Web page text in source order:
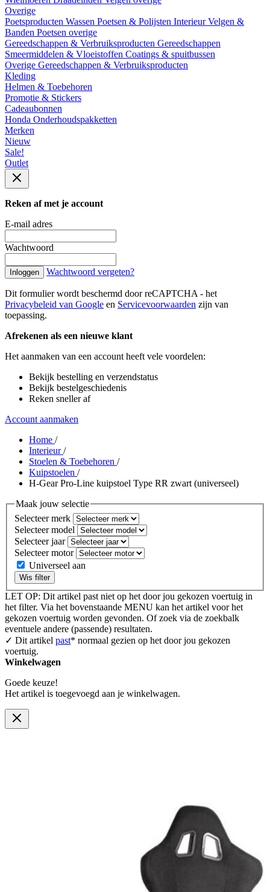
Overige
Poetsproducten Wassen Poetsen & Polijsten InterieurVelgen &
Banden Poetsen overige
Gereedschappen & Verbruiksproducten Gereedschappen
Smeermiddelen & Vloeistoffen Coatings & spuitbussen
Overige Gereedschappen & Verbruiksproducten
Kleding
Helmen & Toebehoren
Promotie & Stickers
Cadeaubonnen
Honda Onderhoudspakketten
Merken
Nieuw
Sale!
Outlet
Reken af met je account
E-mail adres
Wachtwoord
Inloggen Wachtwoord vergeten?
Dit formulier wordt beschermd door reCAPTCHA - het
Privacybeleid van Google en Servicevoorwaarden zijn van
toepassing.
Afrekenen als een nieuwe klant
Het aanmaken van een account heeft vele voordelen:
Bekijk bestelling en verzendstatus
Bekijk bestelgeschiedenis
Reken sneller af
Account aanmaken
Home /
Interieur/
Stoelen & Toebehoren /
Kuipstoelen /
H-Gear Pro-Line kuipstoel Type RR zwart (universeel)
Maak jouw selectie
Selecteer merk
Selecteer model
Selecteer jaar
Selecteer motor
Universeel aan
Wis filter
LET OP: Dit artikel past niet op het door jou gekozen voertuig in
het filter. Via het bovenstaande MENU kan het artikel voor het
gekozen voertuig worden gevonden. Of zoek via de zoekbalk
eventuele andere (passende) resultaten.
✓ Dit artikel past* normaal gezien op het door jou gekozen
voertuig.
Winkelwagen
Goede keuze!
Het artikel is toegevoegd aan je winkelwagen.